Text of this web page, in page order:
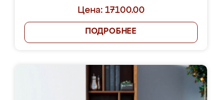
Цена: 17100.00
ПОДРОБНЕЕ